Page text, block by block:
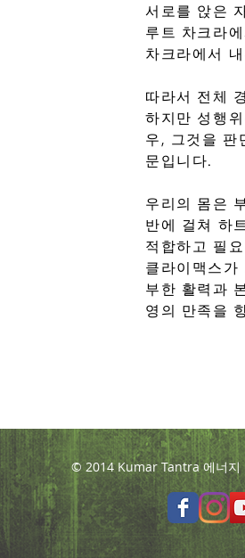
서로를 앉은
루트 차크라
차크라에서
따라서 전체
하지만 성행
우, 그것을 판
문입니다.
우리의 몸은
반에 걸쳐 하
적합하고 필
클라이맥스
부한 활력과
영의 만족을
© 2014 Kumar Tantra 에너지